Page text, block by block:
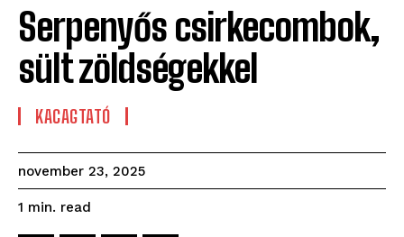
Serpenyős csirkecombok,
sült zöldségekkel
KACAGTATÓ
november 23, 2025
1 min. read